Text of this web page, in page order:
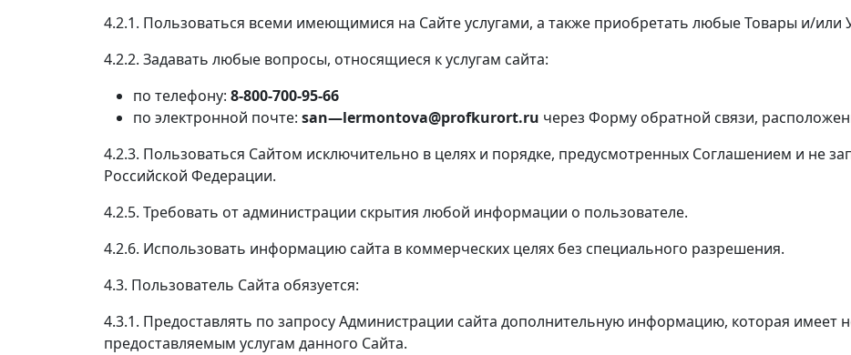
4.2.1. Пользоваться всеми имеющимися на Сайте услугами, а также приобретать любые Товары и/или
4.2.2. Задавать любые вопросы, относящиеся к услугам сайта:
по телефону: 8-800-700-95-66
по электронной почте: san—lermontova@profkurort.ru через Форму обратной связи,
4.2.3. Пользоваться Сайтом исключительно в целях и порядке, предусмотренных Соглашением и не
Российской Федерации.
4.2.5. Требовать от администрации скрытия любой информации о пользователе.
4.2.6. Использовать информацию сайта в коммерческих целях без специального разрешения.
4.3. Пользователь Сайта обязуется:
4.3.1. Предоставлять по запросу Администрации сайта дополнительную информацию, которая имеет
предоставляемым услугам данного Сайта.